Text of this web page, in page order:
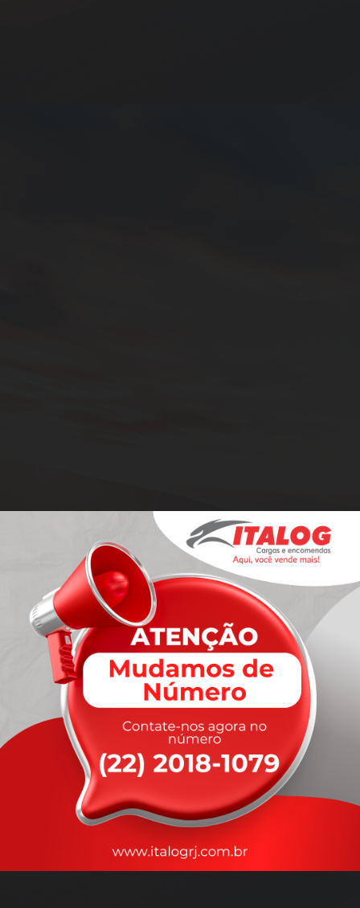
rapidez
que você precisa,
com a qualidade que vocêmerece.
Nossos motoristas são treinados para garantir a máxima
durante o transporte, com rastreamento em tempo real.